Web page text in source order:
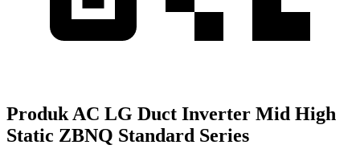
Produk AC LG Duct Inverter Mid High
Static ZBNQ Standard Series